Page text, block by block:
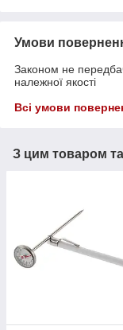
Умови
Законом не
належної якості
Всі умови
З цим товаром